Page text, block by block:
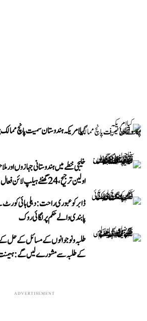
کیا امریکہ ہندوستان سمیت پانچ
خلیجی خطے میں ہندوستانی جہازوں
اولین ترجیح، 24 گھنٹے ہیلپ لائن فعال: وزارتِ خارجہ
ڈابر کو عبوری راحت: دہلی ہائی
پابندی والے حکم پر لگائی روک
طلبہ و نوجوانوں کے مسائل کے حل
کے طلبہ سے مشورے لیں گے:
ADVERTISEMENT